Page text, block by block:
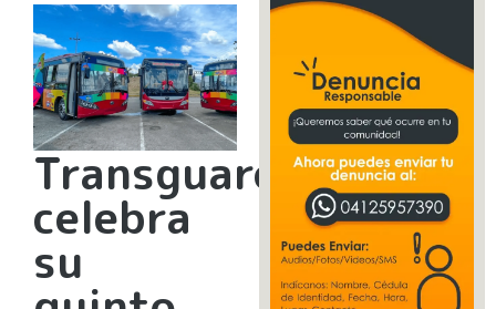
Transguaro
celebra
su